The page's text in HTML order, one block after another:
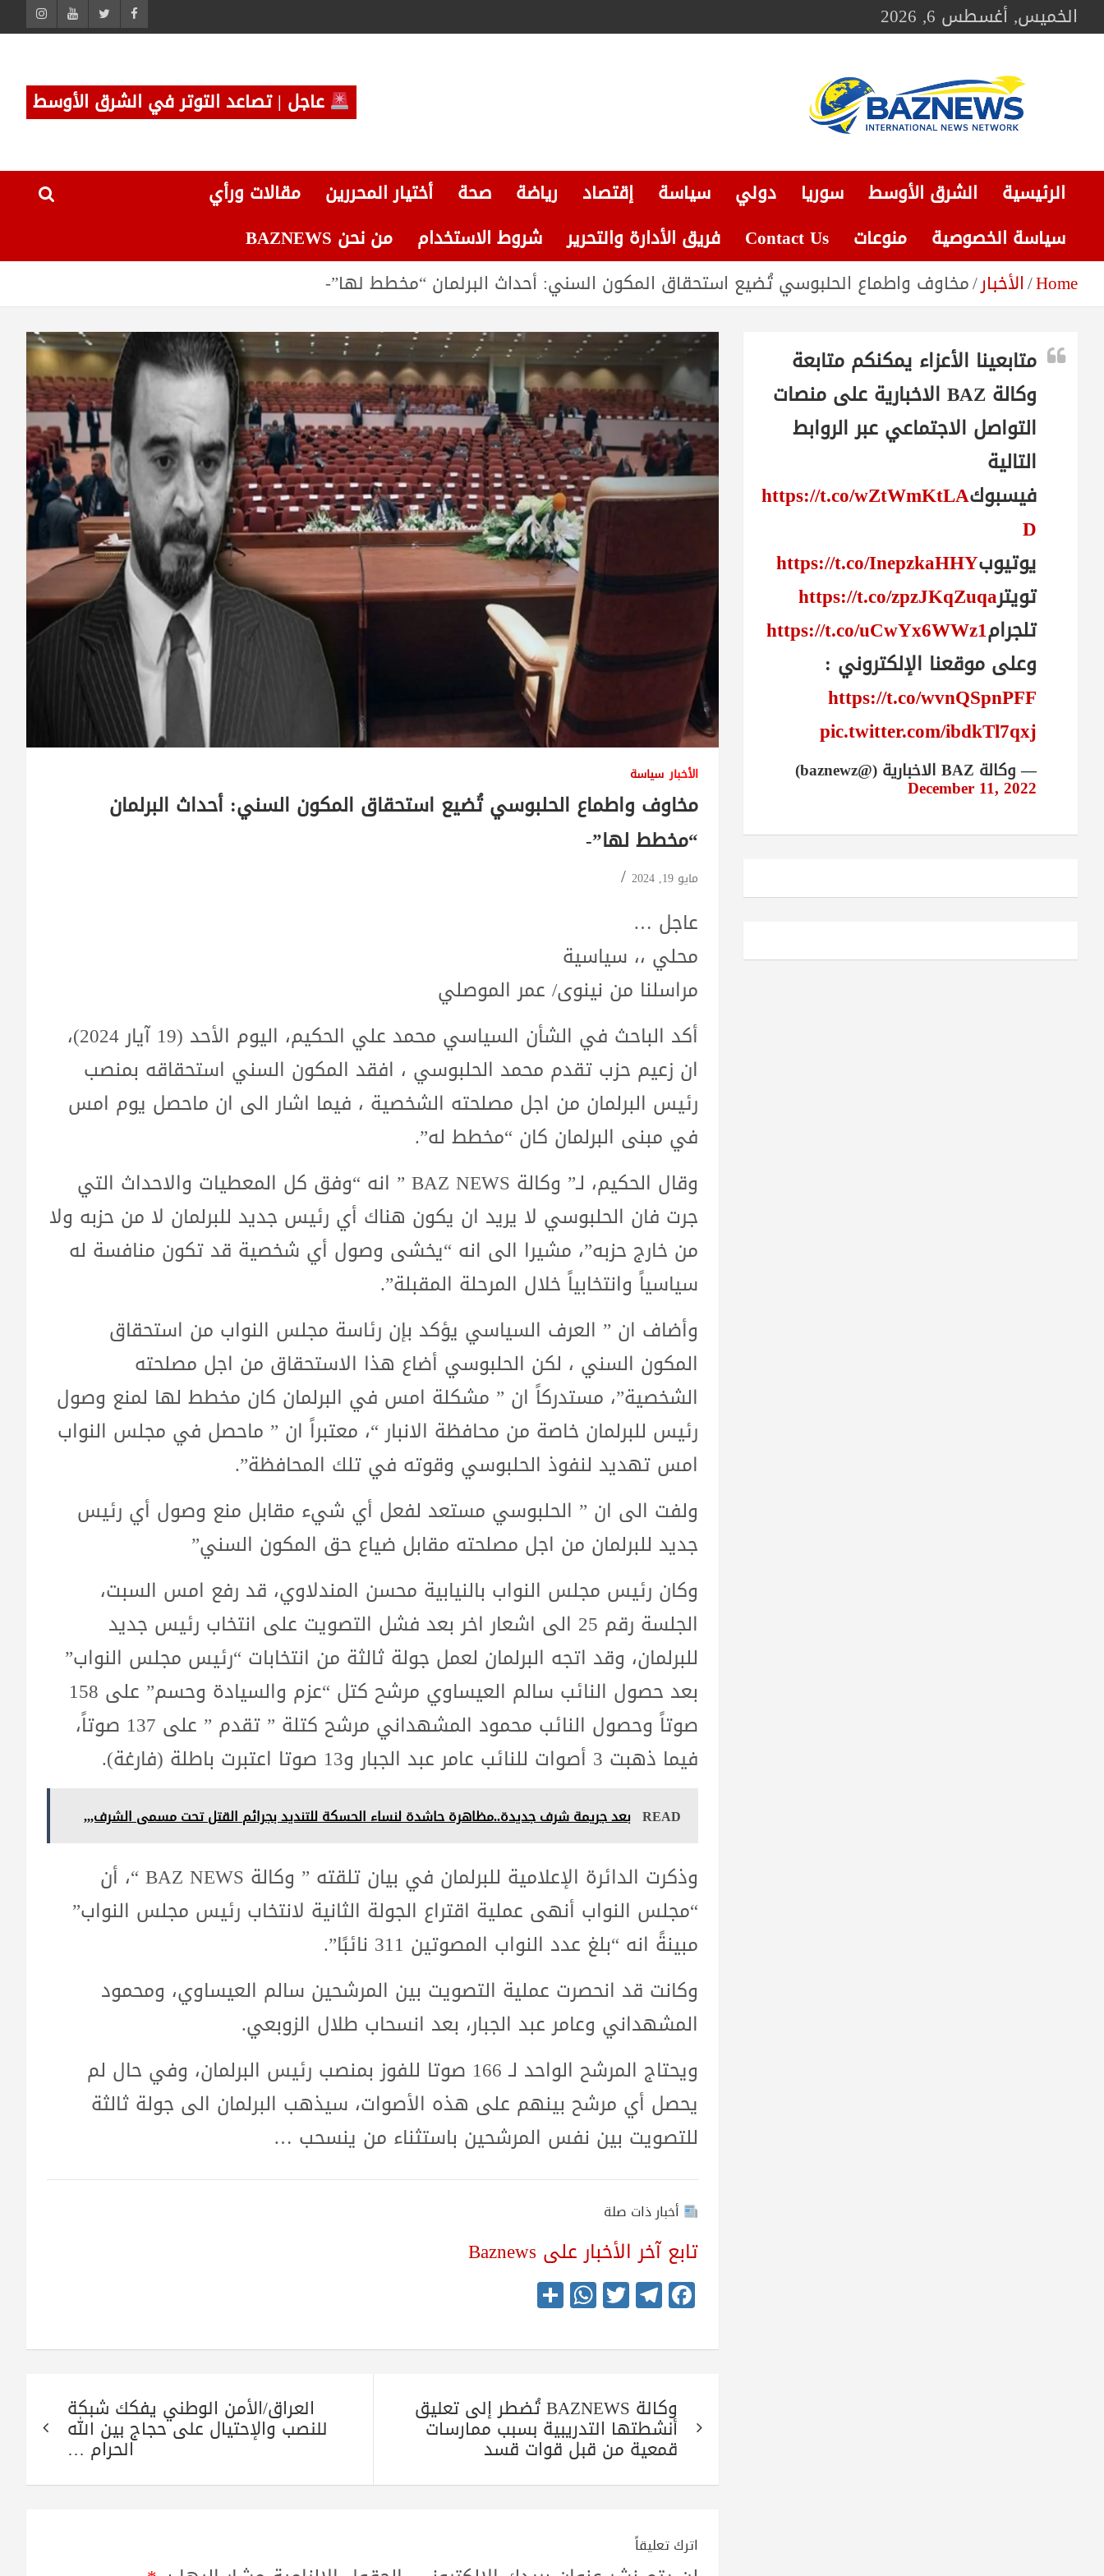
Skip
to الخميس, أغسطس 6, 2026
شبكة باز الإخبارية
عاجل | تصاعد التوتر في الشرق الأوسط
الرئيسية الشرق الأوسط سوريا دولي سياسة إقتصاد رياضة صحة أختيار المحررين
مقالات ورأي
سياسة الخصوصية
منوعات Contact Us فريق الأدارة والتحرير شروط الاستخدام
من نحن BAZNEWS
Home الأخبار مخاوف واطماع الحلبوسي تُضيع استحقاق المكون السني: أحداث البرلمان “مخطط لها”-
الأخبار سياسة
مخاوف واطماع الحلبوسي تُضيع استحقاق المكون السني: أحداث البرلمان
“مخطط لها”-
مايو 19, 2024
عاجل …
محلي ،، سياسية
مراسلنا من نينوى/ عمر الموصلي
أكد الباحث في الشأن السياسي محمد علي الحكيم، اليوم الأحد (19 آيار 2024)،
ان زعيم حزب تقدم محمد الحلبوسي ، افقد المكون السني استحقاقه بمنصب
رئيس البرلمان من اجل مصلحته الشخصية ، فيما اشار الى ان ماحصل يوم امس
في مبنى البرلمان كان “مخطط له”.
وقال الحكيم، لـ” وكالة BAZ NEWS ” انه “وفق كل المعطيات والاحداث التي
جرت فان الحلبوسي لا يريد ان يكون هناك أي رئيس جديد للبرلمان لا من حزبه ولا
من خارج حزبه”، مشيرا الى انه “يخشى وصول أي شخصية قد تكون منافسة له
سياسياً وانتخابياً خلال المرحلة المقبلة”.
وأضاف ان ” العرف السياسي يؤكد بإن رئاسة مجلس النواب من استحقاق
المكون السني ، لكن الحلبوسي أضاع هذا الاستحقاق من اجل مصلحته
الشخصية”، مستدركاً ان ” مشكلة امس في البرلمان كان مخطط لها لمنع وصول
رئيس للبرلمان خاصة من محافظة الانبار “، معتبراً ان ” ماحصل في مجلس النواب
امس تهديد لنفوذ الحلبوسي وقوته في تلك المحافظة”.
ولفت الى ان ” الحلبوسي مستعد لفعل أي شيء مقابل منع وصول أي رئيس
جديد للبرلمان من اجل مصلحته مقابل ضياع حق المكون السني”
وكان رئيس مجلس النواب بالنيابية محسن المندلاوي، قد رفع امس السبت،
الجلسة رقم 25 الى اشعار اخر بعد فشل التصويت على انتخاب رئيس جديد
للبرلمان، وقد اتجه البرلمان لعمل جولة ثالثة من انتخابات “رئيس مجلس النواب”
بعد حصول النائب سالم العيساوي مرشح كتل “عزم والسيادة وحسم” على 158
صوتاً وحصول النائب محمود المشهداني مرشح كتلة ” تقدم ” على 137 صوتاً،
فيما ذهبت 3 أصوات للنائب عامر عبد الجبار و13 صوتا اعتبرت باطلة (فارغة).
READ بعد جريمة شرف جديدة..مظاهرة حاشدة لنساء الحسكة للتنديد بجرائم القتل تحت مسمى الشرف,,,
وذكرت الدائرة الإعلامية للبرلمان في بيان تلقته ” وكالة BAZ NEWS “، أن
“مجلس النواب أنهى عملية اقتراع الجولة الثانية لانتخاب رئيس مجلس النواب”
مبينةً انه “بلغ عدد النواب المصوتين 311 نائبًا”.
وكانت قد انحصرت عملية التصويت بين المرشحين سالم العيساوي، ومحمود
المشهداني وعامر عبد الجبار، بعد انسحاب طلال الزوبعي.
ويحتاج المرشح الواحد لـ 166 صوتا للفوز بمنصب رئيس البرلمان، وفي حال لم
يحصل أي مرشح بينهم على هذه الأصوات، سيذهب البرلمان الى جولة ثالثة
للتصويت بين نفس المرشحين باستثناء من ينسحب …
أخبار ذات صلة
تابع آخر الأخبار على Baznews
Fa
ce
bo
Te
le
gr
m
T
wi
tte
W
ha
ts
pp
S
ha
re
المقالات وكالة BAZNEWS تُضطر إلى تعليق
أنشطتها التدريبية بسبب ممارسات
قمعية من قبل قوات قسد
العراق/الأمن الوطني يفكك شبكة
للنصب والإحتيال على حجاج بين الله
الحرام …
اترك تعليقاً
متابعينا الأعزاء يمكنكم متابعة
وكالة BAZ الاخبارية على منصات
التواصل الاجتماعي عبر الروابط
التالية
فيسبوكhttps://t.co/wZtWmKtLA
D
يوتيوبhttps://t.co/InepzkaHHY
تويترhttps://t.co/zpzJKqZuqa
تلجرامhttps://t.co/uCwYx6WWz1
وعلى موقعنا الإلكتروني :
https://t.co/wvnQSpnPFF
pic.twitter.com/ibdkTl7qxj
— وكالة BAZ الاخبارية (@baznewz)
December 11, 2022